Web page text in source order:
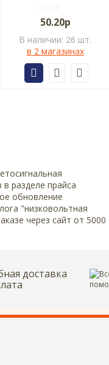
50.20р
В наличии: 26 шт.
в 2 магазинах
разделе прайса
обновление
"низковольтная
через сайт от 5000
доставка